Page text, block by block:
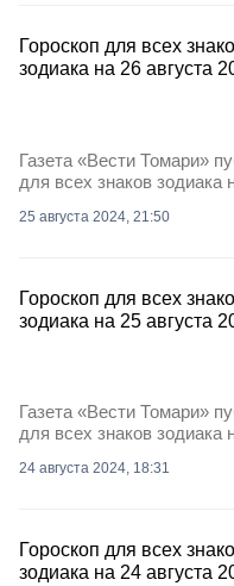
Гороскоп для всех
зодиака на 26 августа
Газета «Вести Томари»
для всех знаков зодиака
25 августа 2024, 21:50
Гороскоп для всех
зодиака на 25 августа
Газета «Вести Томари»
для всех знаков зодиака
24 августа 2024, 18:31
Гороскоп для всех
зодиака на 24 августа